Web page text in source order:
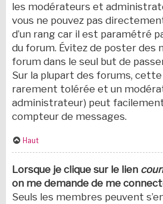
les modérateurs et
vous ne pouvez pas
d’un rang car il est paramétré
du forum. Évitez de poster des
forum dans le seul but de
Sur la plupart des forums,
rarement tolérée et un
administrateur) peut
compteur de messages.
Haut
Lorsque je clique sur le lien
on me demande de me
Seuls les membres peuvent